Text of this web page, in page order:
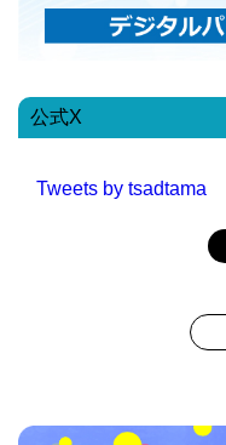
公式X
Tweets by tsadtama